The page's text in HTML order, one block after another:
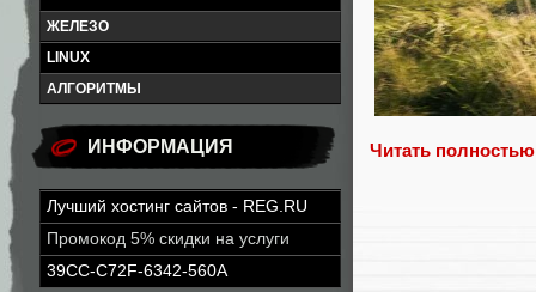
ЖЕЛЕЗО
LINUX
АЛГОРИТМЫ
ИНФОРМАЦИЯ
Лучший хостинг сайтов - REG.RU
Промокод 5% скидки на услуги
39CC-C72F-6342-560A
Читать